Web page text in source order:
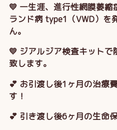
💛 一生涯、進行性網膜萎縮
ランド病 type1（VWD）を
ん。
💛 ジアルジア検査キット
致します。
💕 お引渡し後1ヶ月の治療
す！
💕 引き渡し後6ヶ月の生命